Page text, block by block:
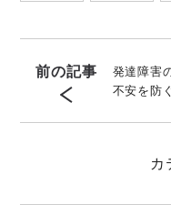
前の記事
発達障害
不安を防
カ